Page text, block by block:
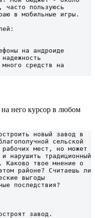
часто пользуюсь
в мобильные игры.
на андроиде
средств на
на него курсор в любом
новый завод в
сельской
мест, но может
нарушить традиционный
Каково твое мнение о
районе? Считаешь ли
выгоды
последствия?
завод.